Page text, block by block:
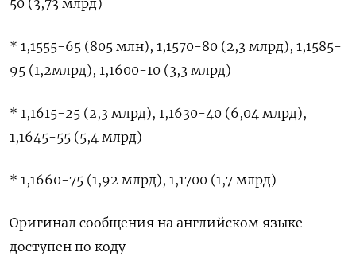
* 1,1555-65 (805 млн), 1,1570-80 (2,3 млрд), 1,1585-
95 (1,2млрд), 1,1600-10 (3,3 млрд)
* ​1,1615-25 (2,3 млрд), ⁠1,1630-40 (6,04 млрд),
1,1645-55 (5,4 млрд)
* ‌1,1660-75 (1,92 млрд), 1,1700 (1,7 ‌млрд)
Оригинал сообщения на английском ​языке
доступен по ‌коду